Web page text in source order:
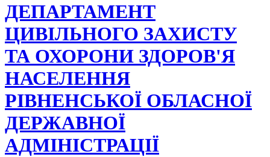
ДЕПАРТАМЕНТ
ЦИВІЛЬНОГО ЗАХИСТУ
ТА ОХОРОНИ ЗДОРОВ'Я
НАСЕЛЕННЯ
РІВНЕНСЬКОЇ ОБЛАСНОЇ
ДЕРЖАВНОЇ
АДМІНІСТРАЦІЇ